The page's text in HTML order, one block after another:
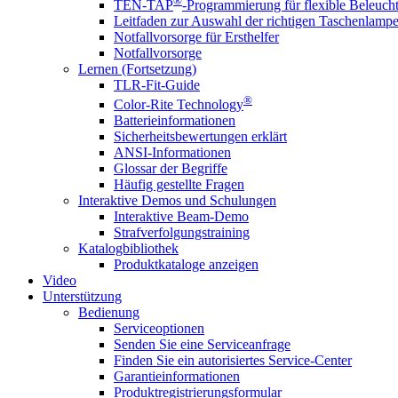
TEN-TAP -Programmierung für flexible
Leitfaden zur Auswahl der richtigen Taschenlampe
Notfallvorsorge für Ersthelfer
Notfallvorsorge
Lernen (Fortsetzung)
TLR-Fit-Guide
Color-Rite Technology®
Batterieinformationen
Sicherheitsbewertungen erklärt
ANSI-Informationen
Glossar der Begriffe
Häufig gestellte Fragen
Interaktive Demos und Schulungen
Interaktive Beam-Demo
Strafverfolgungstraining
Katalogbibliothek
Produktkataloge anzeigen
Video
Unterstützung
Bedienung
Serviceoptionen
Senden Sie eine Serviceanfrage
Finden Sie ein autorisiertes Service-Center
Garantieinformationen
Produktregistrierungsformular